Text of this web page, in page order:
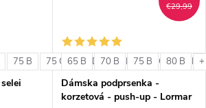
75 B 75 C 75 D 80 B 80 C 80 D
€29,99
65 B 70 B 75 B 80 B
Dámska podprsenka -
korzetová - push-up - Lormar